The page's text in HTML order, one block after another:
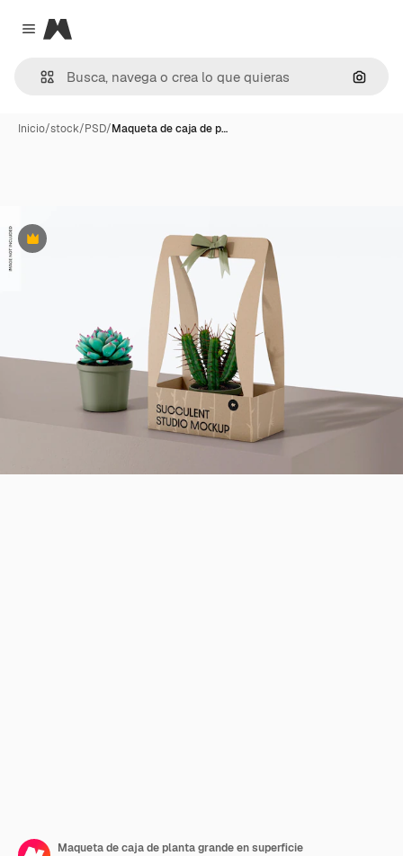
Close menu
Magnific
Inicio/stock/PSD/Maqueta de caja de p…
Premium
Maqueta de caja de planta grande en superficie